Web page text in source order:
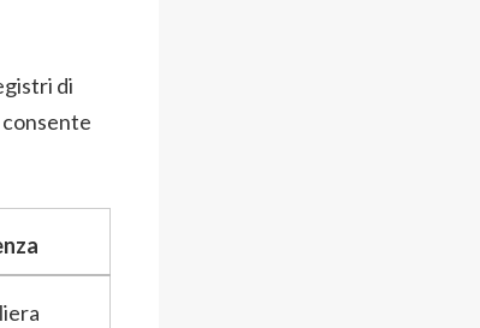
di